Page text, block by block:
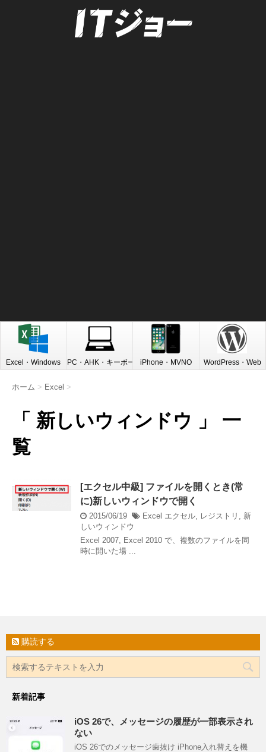
Excel・Windows PC・AHK・キーボードiPhone・MVNO WordPress・Web
ホーム > Excel >
「 新しいウィンドウ 」 一
覧
[エクセル中級] ファイルを開くとき(常
に)新しいウィンドウで開く
2015/06/19 Excel エクセル レジストリ
新
しいウィンドウ
Excel 2007, Excel 2010 で、複数のファイルを同
時に開いた場 ...
購読する
新着記事
iOS 26で、メッセージの履歴が一部表示され
ない
iOS 26でのメッセージ歯抜け iPhone入れ替えを機